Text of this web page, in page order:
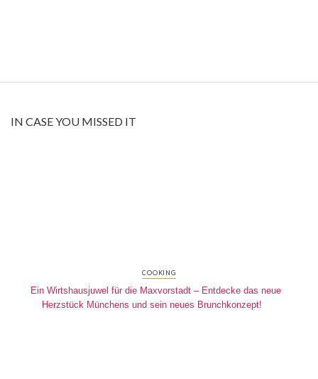
IN CASE YOU MISSED IT
COOKING
Ein Wirtshausjuwel für die Maxvorstadt – Entdecke das neue
Herzstück Münchens und sein neues Brunchkonzept!